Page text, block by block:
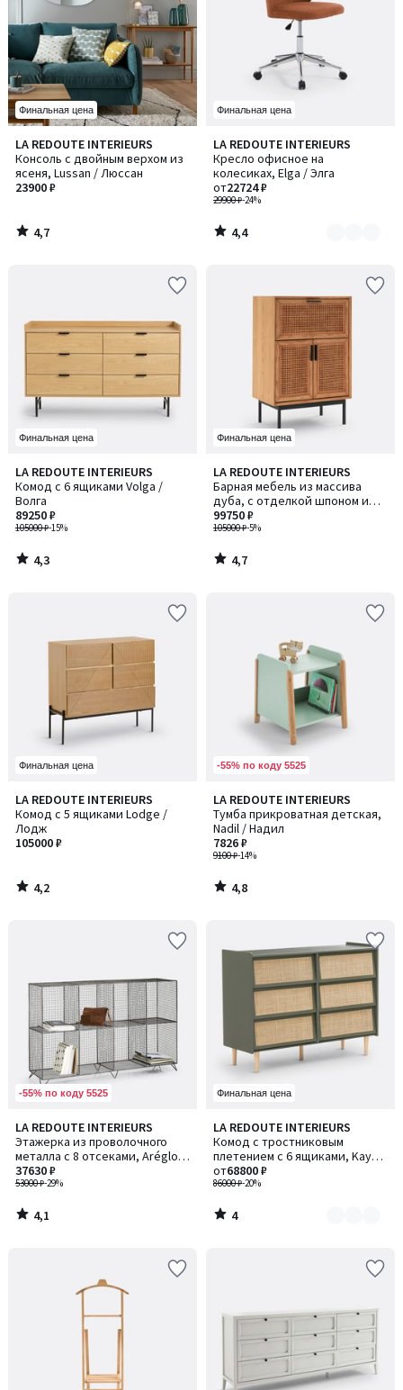
Финальная цена
LA REDOUTE INTERIEURS
Консоль с двойным верхом из
ясеня, Lussan / Люссан
23900 ₽
4,7
/ 5
4,7
/
Финальная цена
LA REDOUTE INTERIEURS
Кресло офисное на
колесиках, Elga / Элга
29900 ₽-24%
от22724 ₽
4,4
/ 5
Количество
цветов:
2
4,4
/
Финальная цена
LA REDOUTE INTERIEURS
Комод с 6 ящиками Volga /
Волга
105000 ₽-15%
89250 ₽
4,3
/ 5
4,3
/
Финальная цена
LA REDOUTE INTERIEURS
Барная мебель из массива
дуба, с отделкой шпоном и
плетеным материалом, Waska /
Васка
105000 ₽-5%
99750 ₽
4,7
/ 5
4,7
/
Финальная цена
LA REDOUTE INTERIEURS
Комод с 5 ящиками Lodge /
Лодж
105000 ₽
4,2
/ 5
4,2
/
-55% по коду 5525
LA REDOUTE INTERIEURS
Тумба прикроватная детская,
Nadil / Надил
9100 ₽-14%
7826 ₽
4,8
/ 5
4,8
/
-55% по коду 5525
LA REDOUTE INTERIEURS
Этажерка из проволочного
металла с 8 отсеками, Aréglo /
Арегло
53000 ₽-29%
37630 ₽
4,1
/ 5
4,1
/
Финальная цена
LA REDOUTE INTERIEURS
Комод с тростниковым
плетением с 6 ящиками, Kaya /
Кайа
86000 ₽-20%
от68800 ₽
4
/
5
Количество
цветов:
2
4
/